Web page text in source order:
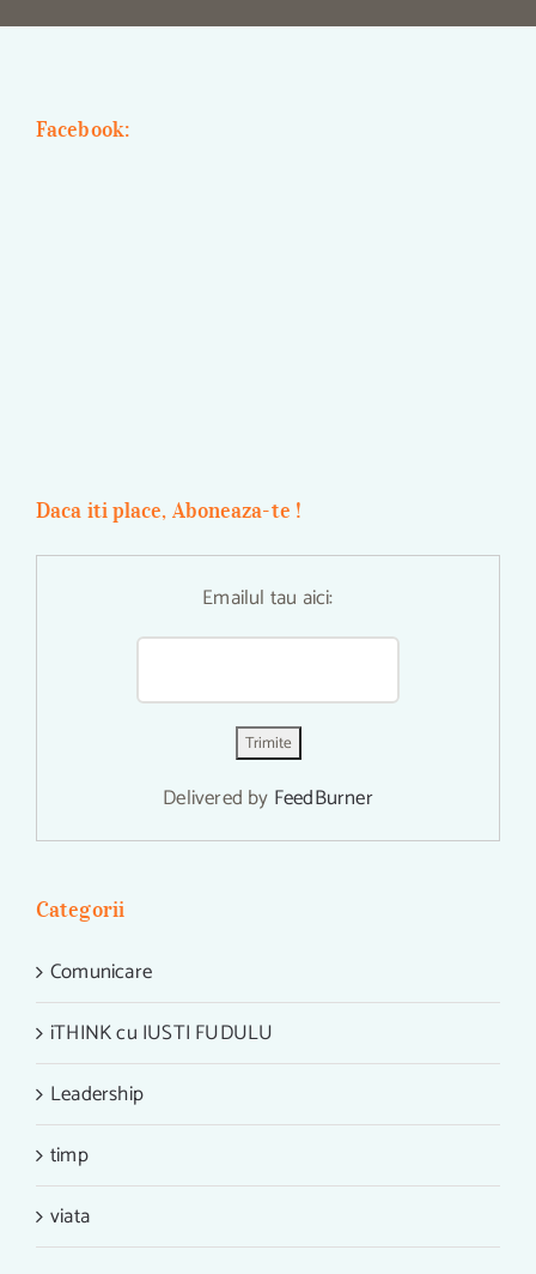
Facebook:
Daca iti place, Aboneaza-te !
Emailul tau aici:
Delivered by FeedBurner
Categorii
Comunicare
iTHINK cu IUSTI FUDULU
Leadership
timp
viata